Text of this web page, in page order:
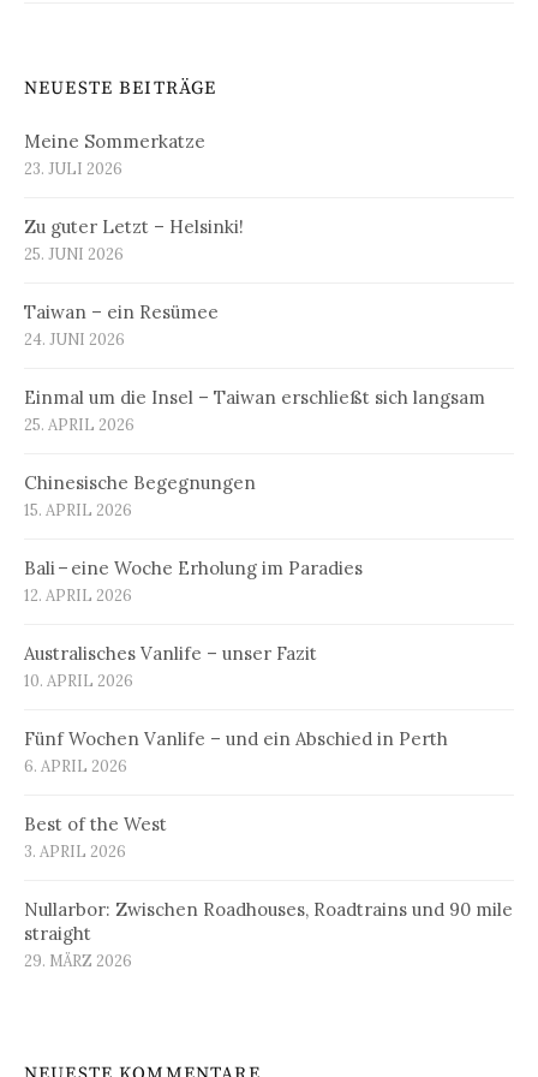
NEUESTE BEITRÄGE
Meine Sommerkatze
23. JULI 2026
Zu guter Letzt – Helsinki!
25. JUNI 2026
Taiwan – ein Resümee
24. JUNI 2026
Einmal um die Insel – Taiwan erschließt sich langsam
25. APRIL 2026
Chinesische Begegnungen
15. APRIL 2026
Bali – eine Woche Erholung im Paradies
12. APRIL 2026
Australisches Vanlife – unser Fazit
10. APRIL 2026
Fünf Wochen Vanlife – und ein Abschied in Perth
6. APRIL 2026
Best of the West
3. APRIL 2026
Nullarbor: Zwischen Roadhouses, Roadtrains und 90 mile
straight
29. MÄRZ 2026